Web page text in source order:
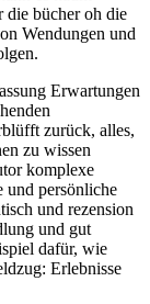
die bücher oh die
Wendungen und
Erwartungen
zurück, alles,
zu wissen
komplexe
und persönliche
und rezension
und gut
dafür, wie
Erlebnisse